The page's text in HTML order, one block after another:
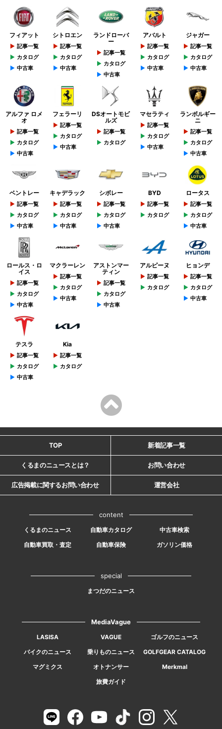
フィアット
記事一覧
カタログ
中古車
シトロエン
記事一覧
カタログ
中古車
ランドローバ
ー
記事一覧
カタログ
中古車
アバルト
記事一覧
カタログ
中古車
ジャガー
記事一覧
カタログ
中古車
アルファ ロメ
オ
記事一覧
カタログ
中古車
フェラーリ
記事一覧
カタログ
中古車
DSオートモビ
ルズ
記事一覧
カタログ
マセラティ
記事一覧
カタログ
中古車
ランボルギー
ニ
記事一覧
カタログ
中古車
ベントレー
記事一覧
カタログ
中古車
キャデラック
記事一覧
カタログ
中古車
シボレー
記事一覧
カタログ
中古車
BYD
記事一覧
カタログ
ロータス
記事一覧
カタログ
中古車
ロールス・ロ
イス
記事一覧
カタログ
中古車
マクラーレン
記事一覧
カタログ
中古車
アストンマー
ティン
記事一覧
カタログ
中古車
アルピーヌ
記事一覧
カタログ
ヒョンデ
記事一覧
カタログ
中古車
テスラ
記事一覧
カタログ
中古車
Kia
記事一覧
カタログ
TOP 新着記事一覧
くるまのニュースとは？ お問い合わせ
広告掲載に関するお問い合わせ 運営会社
content
くるまのニュース 自動車カタログ
中古車検索
自動車買取・査定
自動車保険 ガソリン価格
special
まつだのニュース
MediaVague
LASISA VAGUE
ゴルフのニュース
バイクのニュース
乗りものニュース
GOLFGEAR CATALOG
マグミクス
オトナンサー
Merkmal
旅費ガイド